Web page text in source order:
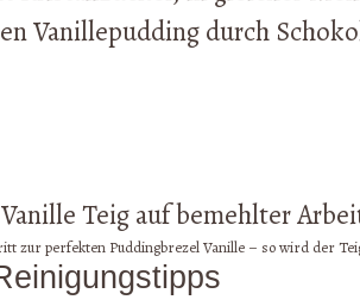
Vanillepudding durch
zur perfekten Puddingbrezel Vanille – so wird der